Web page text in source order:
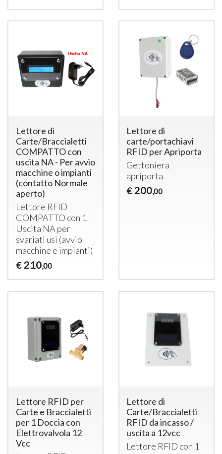
Lettore di
Carte/Braccialetti
COMPATTO con
uscita NA - Per avvio
macchine o impianti
(contatto Normale
aperto)
Lettore RFID
COMPATTO con 1
Uscita NA per
svariati usi (avvio
macchine e impianti)
€ 210,00
Lettore di
carte/portachiavi
RFID per Apriporta
Gettoniera
apriporta
€ 200,00
Lettore RFID per
Carte e Braccialetti
per 1 Doccia con
Elettrovalvola 12
Vcc
Lettore di
Carte/Braccialetti
RFID da incasso /
uscita a 12vcc
Lettore RFID con 1